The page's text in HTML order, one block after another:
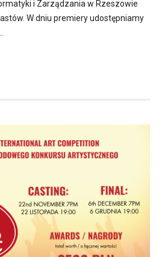
i Zarządzania w Rzeszowie
W dniu premiery udostępniamy